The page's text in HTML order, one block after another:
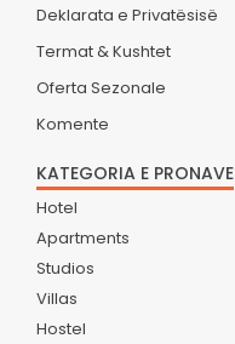
Deklarata e Privatësisë
Termat & Kushtet
Oferta Sezonale
Komente
KATEGORIA E PRONAVE
Hotel
Apartments
Studios
Villas
Hostel